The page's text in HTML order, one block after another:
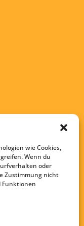
wie Cookies,
Wenn du
oder
Zustimmung nicht
Funktionen